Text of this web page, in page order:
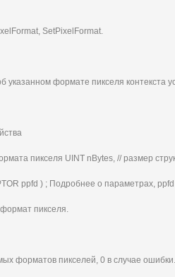
SetPixelFormat.
формате пикселя контекста
пикселя UINT nBytes, // размер
ppfd ) ; Подробнее о параметрах, ppfd
пикселя.
форматов пикселей, 0 в случае ошибки.